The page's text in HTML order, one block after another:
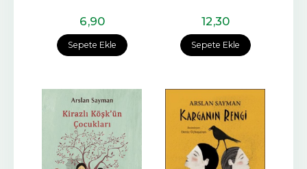
Sepete Ekle
6,90
Sepete Ekle
12,30